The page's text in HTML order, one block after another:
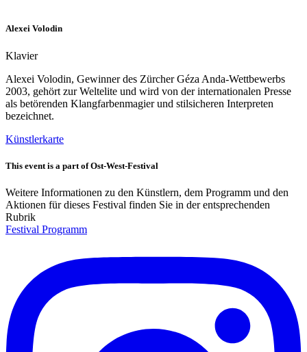
Alexei Volodin
Klavier
Alexei Volodin, Gewinner des Zürcher Géza Anda-Wettbewerbs
2003, gehört zur Weltelite und wird von der internationalen Presse
als betörenden Klangfarbenmagier und stilsicheren Interpreten
bezeichnet.
Künstlerkarte
This event is a part of Ost-West-Festival
Weitere Informationen zu den Künstlern, dem Programm und den
Aktionen für dieses Festival finden Sie in der entsprechenden
Rubrik
Festival Programm